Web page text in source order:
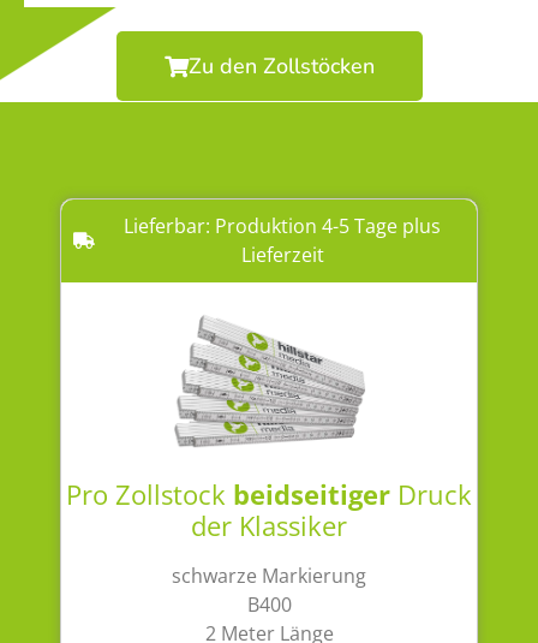
Zu den Zollstöcken
Lieferbar: Produktion 4-5 Tage plus
Lieferzeit
Pro Zollstock beidseitiger Druck
der Klassiker
schwarze Markierung
B400
2 Meter Länge